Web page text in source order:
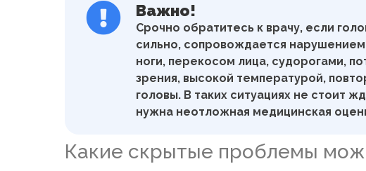
Важно!
Срочно обратитесь к врачу, если
сильно, сопровождается
ноги, перекосом лица, судорогами,
зрения, высокой температурой,
головы. В таких ситуациях не стоит
нужна неотложная медицинская
Какие скрытые проблемы